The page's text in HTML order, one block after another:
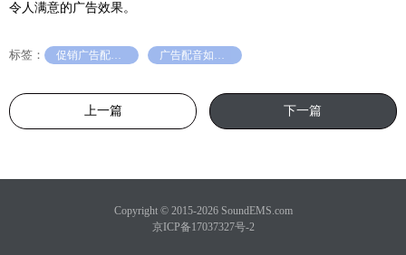
令人满意的广告效果。
标签：
上一篇 下一篇
Copyright © 2015-2026 SoundEMS.com
京ICP备17037327号-2